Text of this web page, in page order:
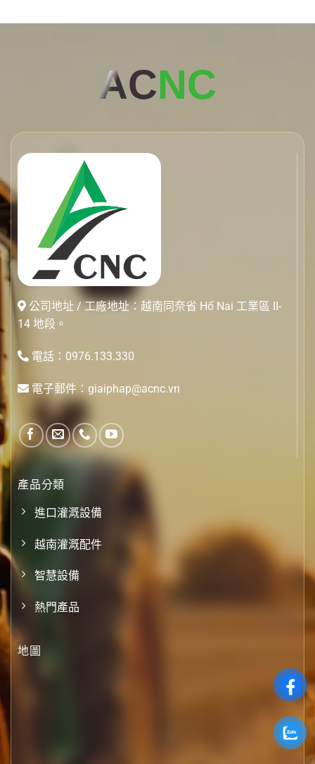
ACNC
公司地址 / 工廠地址：越南同奈省 Hố Nai 工業區 II-
14 地段。
電話：0976.133.330
電子郵件：giaiphap@acnc.vn
產品分類
進口灌溉設備
越南灌溉配件
智慧設備
熱門產品
地圖